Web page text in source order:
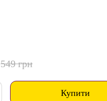
549 грн
Купити